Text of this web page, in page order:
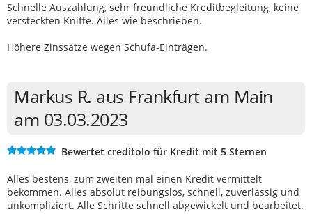
Schnelle Auszahlung, sehr freundliche Kreditbegleitung, keine
versteckten Kniffe. Alles wie beschrieben.
Höhere Zinssätze wegen Schufa-Einträgen.
Markus R. aus Frankfurt am Main
am 03.03.2023
Bewertet creditolo für Kredit mit 5 Sternen
Alles bestens, zum zweiten mal einen Kredit vermittelt
bekommen. Alles absolut reibungslos, schnell, zuverlässig und
unkompliziert. Alle Schritte schnell abgewickelt und bearbeitet.